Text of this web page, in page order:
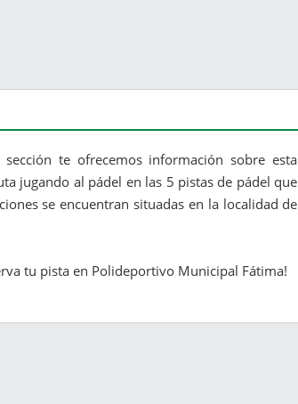
te ofrecemos información sobre esta
jugando al pádel en las 5 pistas de pádel que
se encuentran situadas en la localidad de
tu pista en Polideportivo Municipal Fátima!